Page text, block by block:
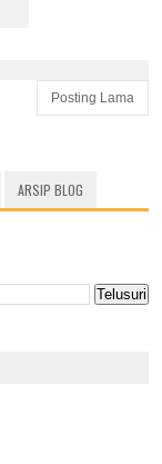
Posting Lama
ARSIP BLOG